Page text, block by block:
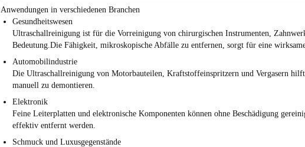
Anwendungen in verschiedenen Branchen
Gesundheitswesen
Ultraschallreinigung ist für die Vorreinigung von chirurgischen Instrumenten,
Bedeutung.Die Fähigkeit, mikroskopische Abfälle zu entfernen, sorgt für eine
Automobilindustrie
Die Ultraschallreinigung von Motorbauteilen, Kraftstoffeinspritzern und Vergasern
manuell zu demontieren.
Elektronik
Feine Leiterplatten und elektronische Komponenten können ohne Beschädigung
effektiv entfernt werden.
Schmuck und Luxusgegenstände